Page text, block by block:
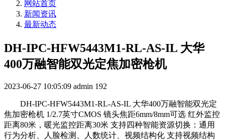
网站首页
新闻资讯
最新动态
DH-IPC-HFW5443M1-RL-AS-IL 大华
400万融智能双光定焦加密枪机
2023-06-27 10:05:09 admin 192
DH-IPC-HFW5443M1-RL-AS-IL 大华400万融智能双光定
焦加密枪机 1/2.7英寸CMOS 镜头焦距6mm/8mm可选 红外监控
距离80米，暖光监控距离30米 支持四种智能资源切换：通用
行为分析、人脸检测、人数统计、视频结构化 支持视频结构